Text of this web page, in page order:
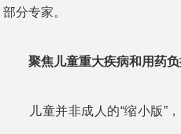
部分专家。
聚焦儿童重大疾病和用药
儿童并非成人的“缩小版”，